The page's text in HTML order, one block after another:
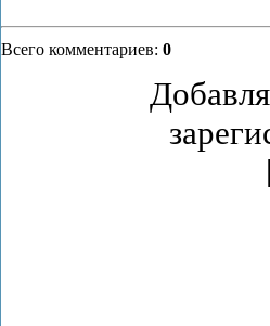
Всего комментариев: 0